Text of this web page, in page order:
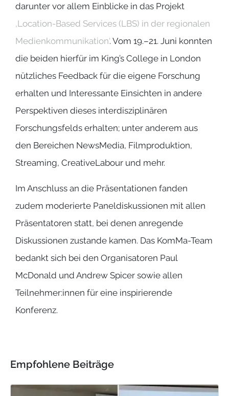
darunter vor allem Einblicke in das Projekt
‚Location-Based Services (LBS) in der regionalen
Medienkommunikation‘. Vom 19.–21. Juni konnten
die beiden hierfür im King’s College in London
nützliches Feedback für die eigene Forschung
erhalten und Interessante Einsichten in andere
Perspektiven dieses interdisziplinären
Forschungsfelds erhalten; unter anderem aus
den Bereichen NewsMedia, Filmproduktion,
Streaming, CreativeLabour und mehr.
Im Anschluss an die Präsentationen fanden
zudem moderierte Paneldiskussionen mit allen
Präsentatoren statt, bei denen anregende
Diskussionen zustande kamen. Das KomMa-Team
bedankt sich bei den Organisatoren Paul
McDonald und Andrew Spicer sowie allen
Teilnehmer:innen für eine inspirierende
Konferenz.
Empfohlene Beiträge